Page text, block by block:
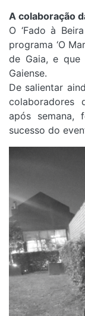
A colaboração
O ‘Fado à
programa ‘O
de Gaia, e
Gaiense.
De salientar
colaboradores
após semana,
sucesso do